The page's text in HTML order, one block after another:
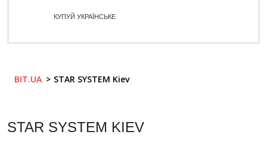
КУПУЙ УКРАЇНСЬКЕ
BIT.UA STAR SYSTEM Kiev
STAR SYSTEM KIEV